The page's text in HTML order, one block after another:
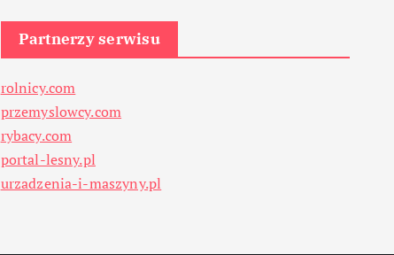
Partnerzy serwisu
rolnicy.com
przemyslowcy.com
rybacy.com
portal-lesny.pl
urzadzenia-i-maszyny.pl